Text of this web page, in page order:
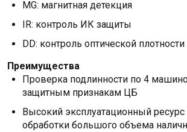
MG: магнитная детекция
IR: контроль ИК защиты
DD: контроль оптической плотности
Преимущества
Проверка подлинности по 4
защитным признакам ЦБ
Высокий эксплуатационный
обработки большого объема